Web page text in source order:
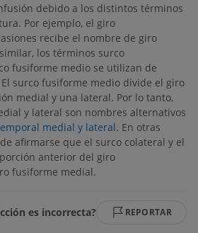
debido a los distintos términos
Por ejemplo, el giro
recibe el nombre de giro
los términos surco
fusiforme medio se utilizan de
surco fusiforme medio divide el giro
medial y una lateral. Por lo tanto,
y lateral son nombres alternativos
medial y lateral. En otras
afirmarse que el surco colateral y el
anterior del giro
fusiforme medial.
es incorrecta? REPORTAR